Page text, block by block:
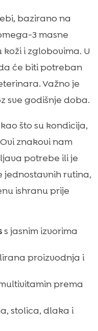
bazirano na
3 masne
i zglobovima. U
će biti potreban
Važno je
sve godišnje doba.
što su kondicija,
znakovi nam
potrebe ili je
jednostavnih rutina,
ishranu prije
s jasnim izvorima
proizvodnja i
prema
stolica, dlaka i